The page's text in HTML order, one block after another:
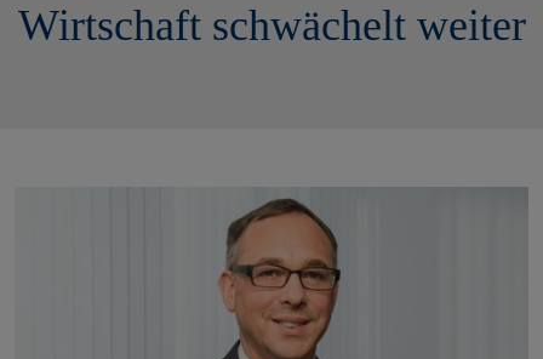
Wirtschaft schwächelt weiter